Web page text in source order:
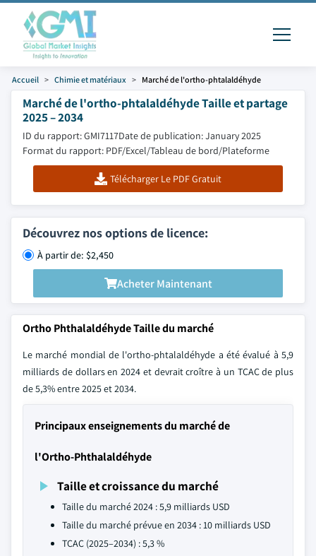
Accueil Chimie et matériaux Marché de l'ortho-phtalaldéhyde
Marché de l'ortho-phtalaldéhyde Taille et partage
2025 – 2034
ID du rapport: GMI7117Date de publication: January 2025
Format du rapport: PDF/Excel/Tableau de bord/Plateforme
Télécharger Le PDF Gratuit
Découvrez nos options de licence:
À partir de: $2,450
Acheter Maintenant
Ortho Phthalaldéhyde Taille du marché
Le marché mondial de l'ortho-phtalaldéhyde a été évalué à 5,9
milliards de dollars en 2024 et devrait croître à un TCAC de plus
de 5,3% entre 2025 et 2034.
Principaux enseignements du marché de
l'Ortho-Phthalaldéhyde
Taille et croissance du marché
Taille du marché 2024 : 5,9 milliards USD
Taille du marché prévue en 2034 : 10 milliards USD
TCAC (2025–2034) : 5,3 %